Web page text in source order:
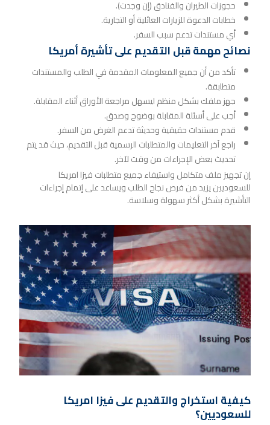
حجوزات الطيران والفنادق (إن وجدت).
خطابات الدعوة للزيارات العائلية أو التجارية.
أي مستندات تدعم سبب السفر.
نصائح مهمة قبل التقديم على تأشيرة أمريكا
تأكد من أن جميع المعلومات المقدمة في الطلب والمستندات
متطابقة.
جهز ملفك بشكل منظم ليسهل مراجعة الأوراق أثناء المقابلة.
أجب على أسئلة المقابلة بوضوح وصدق.
قدم مستندات حقيقية وحديثة تدعم الغرض من السفر.
راجع آخر التعليمات والمتطلبات الرسمية قبل التقديم، حيث قد يتم
تحديث بعض الإجراءات من وقت لآخر.
إن تجهيز ملف متكامل واستيفاء جميع متطلبات فيزا امريكا
للسعوديين يزيد من فرص نجاح الطلب ويساعد على إتمام إجراءات
التأشيرة بشكل أكثر سهولة وسلاسة.
كيفية استخراج والتقديم على فيزا امريكا
للسعوديين؟